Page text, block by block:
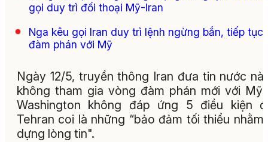
gọi duy trì đối thoại Mỹ-Iran
Nga kêu gọi Iran duy trì lệnh ngừng bắn, tiếp tục
đàm phán với Mỹ
Ngày 12/5, truyền thông Iran đưa tin nước
không tham gia vòng đàm phán mới với Mỹ
Washington không đáp ứng 5 điều kiện
Tehran coi là những “bảo đảm tối thiểu nhằm
dựng lòng tin".